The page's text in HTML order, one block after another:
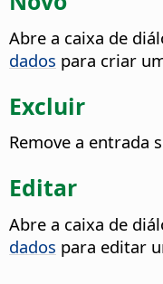
Abre a caixa de
dados para criar
Excluir
Remove a entrada
Editar
Abre a caixa de
dados para editar